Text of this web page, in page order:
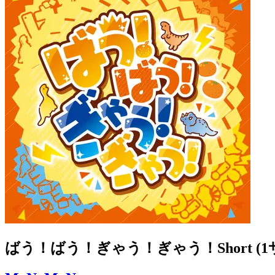
ばう！ばう！ぎゃう！ぎゃう！Short (1